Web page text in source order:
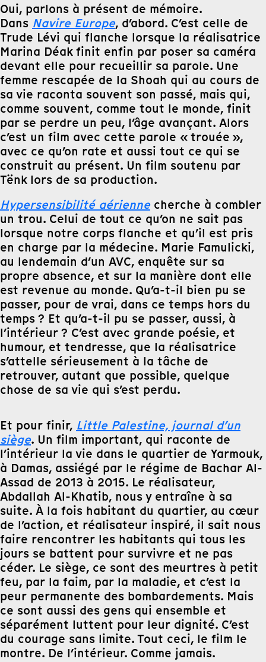
Oui, parlons à présent de mémoire.
Dans Navire Europe, d’abord. C’est celle de
Trude Lévi qui flanche lorsque la réalisatrice
Marina Déak finit enfin par poser sa caméra
devant elle pour recueillir sa parole. Une
femme rescapée de la Shoah qui au cours de
sa vie raconta souvent son passé, mais qui,
comme souvent, comme tout le monde, finit
par se perdre un peu, l’âge avançant. Alors
c’est un film avec cette parole « trouée »,
avec ce qu’on rate et aussi tout ce qui se
construit au présent. Un film soutenu par
Tënk lors de sa production.
Hypersensibilité aériennecherche à combler
un trou. Celui de tout ce qu’on ne sait pas
lorsque notre corps flanche et qu’il est pris
en charge par la médecine. Marie Famulicki,
au lendemain d’un AVC, enquête sur sa
propre absence, et sur la manière dont elle
est revenue au monde. Qu’a-t-il bien pu se
passer, pour de vrai, dans ce temps hors du
temps ? Et qu’a-t-il pu se passer, aussi, à
l’intérieur ? C’est avec grande poésie, et
humour, et tendresse, que la réalisatrice
s’attelle sérieusement à la tâche de
retrouver, autant que possible, quelque
chose de sa vie qui s’est perdu.
Et pour finir, Little Palestine, journal d’un
siège. Un film important, qui raconte de
l’intérieur la vie dans le quartier de Yarmouk,
à Damas, assiégé par le régime de Bachar Al-
Assad de 2013 à 2015. Le réalisateur,
Abdallah Al-Khatib, nous y entraîne à sa
suite. À la fois habitant du quartier, au cœur
de l’action, et réalisateur inspiré, il sait nous
faire rencontrer les habitants qui tous les
jours se battent pour survivre et ne pas
céder. Le siège, ce sont des meurtres à petit
feu, par la faim, par la maladie, et c’est la
peur permanente des bombardements. Mais
ce sont aussi des gens qui ensemble et
séparément luttent pour leur dignité. C’est
du courage sans limite. Tout ceci, le film le
montre. De l’intérieur. Comme jamais.